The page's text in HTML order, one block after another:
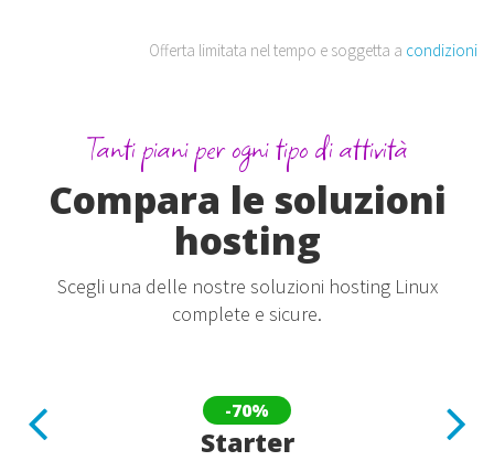
Offerta limitata nel tempo e soggetta a condizioni
Tanti piani per ogni tipo di attività
Compara le soluzioni
hosting
Scegli una delle nostre soluzioni hosting Linux
complete e sicure.
-70%
Starter